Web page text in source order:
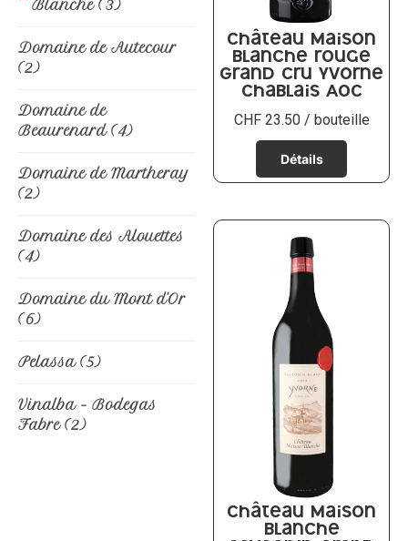
Blanche (3)
Domaine de Autecour
(2)
Domaine de
Beaurenard (4)
Domaine de Martheray
(2)
Domaine des Alouettes
(4)
Domaine du Mont d'Or
(6)
Pelassa (5)
Vinalba - Bodegas
Fabre (2)
Château Maison
Blanche rouge
Grand Cru Yvorne
Chablais AOC
CHF23.50 / bouteille
Château Maison
Blanche